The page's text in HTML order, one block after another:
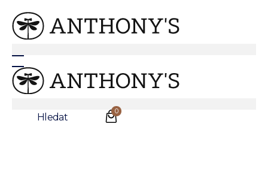
Hledat
0
Anthonys / Doplňky / Kravaty
Vínová hedvábná kravata s květinovým vzorem